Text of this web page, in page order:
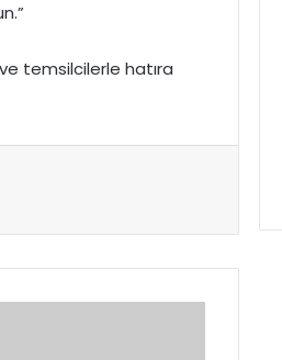
temsilcilerle hatıra